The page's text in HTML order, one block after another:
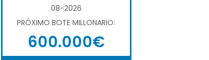
08-2026
PRÓXIMO BOTE MILLONARIO:
600.000€